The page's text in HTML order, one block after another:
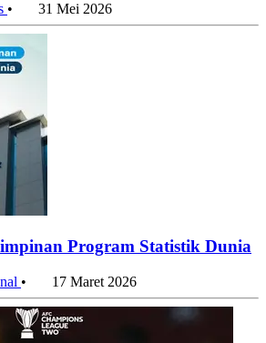
• 31 Mei 2026
Program Statistik Dunia
• 17 Maret 2026